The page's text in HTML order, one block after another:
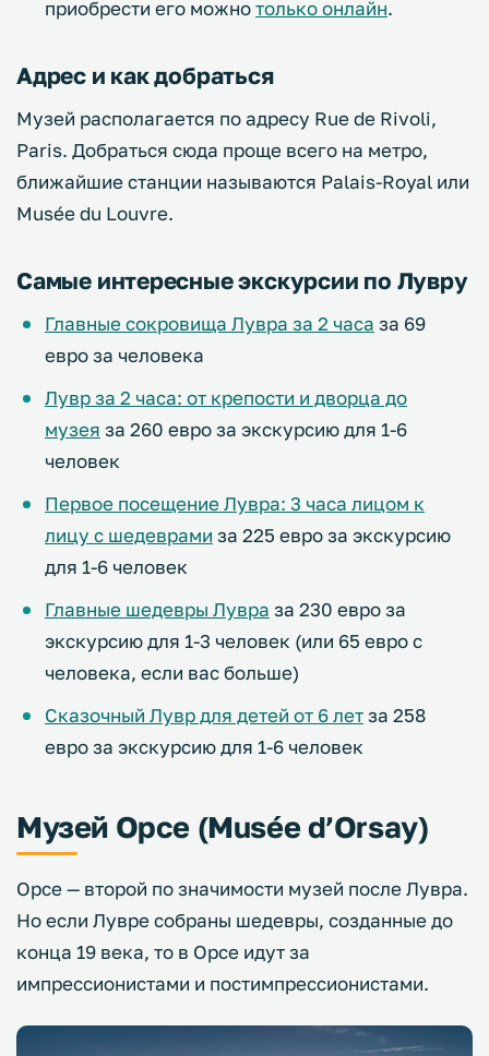
приобрести его можнотолько онлайн.
Адрес и как добраться
Музей располагается по адресу Rue de Rivoli,
Paris. Добраться сюда проще всего на метро,
ближайшие станции называются Palais-Royal или
Musée du Louvre.
Самые интересные экскурсии по Лувру
Главные сокровища Лувра за 2 часа за 69
евро за человека
Лувр за 2 часа: от крепости и дворца до
музея за 260 евро за экскурсию для 1-6
человек
Первое посещение Лувра: 3 часа лицом к
лицу с шедеврами за 225 евро за экскурсию
для 1-6 человек
Главные шедевры Лувра за 230 евро за
экскурсию для 1-3 человек (или 65 евро с
человека, если вас больше)
Сказочный Лувр для детей от 6 летза 258
евро за экскурсию для 1-6 человек
Музей Орсе (Musée d’Orsay)
Орсе — второй по значимости музей после Лувра.
Но если Лувре собраны шедевры, созданные до
конца 19 века, то в Орсе идут за
импрессионистами и постимпрессионистами.